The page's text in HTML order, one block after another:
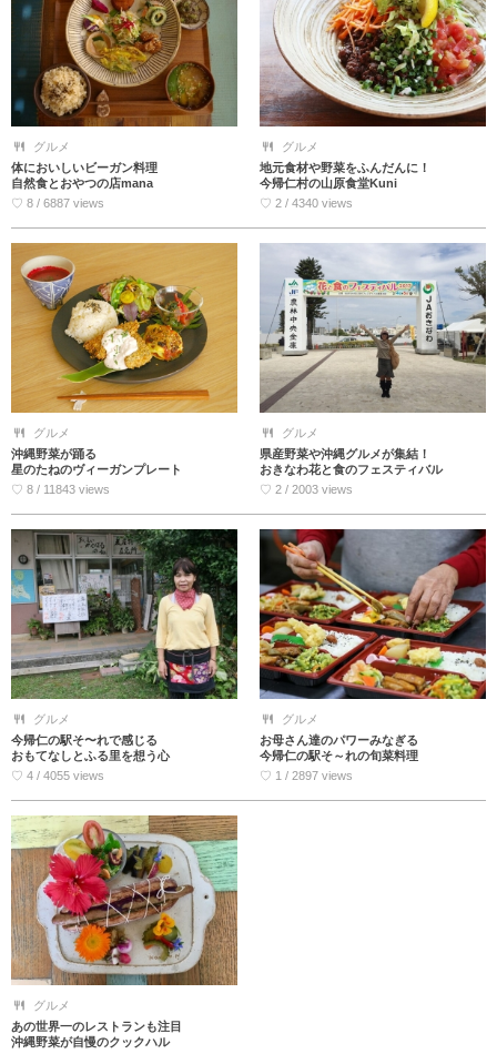
グルメ
体においしいビーガン料理
自然食とおやつの店mana
♡ 8 / 6887 views
グルメ
地元食材や野菜をふんだんに！
今帰仁村の山原食堂Kuni
♡ 2 / 4340 views
グルメ
沖縄野菜が踊る
星のたねのヴィーガンプレート
♡ 8 / 11843 views
グルメ
県産野菜や沖縄グルメが集結！
おきなわ花と食のフェスティバル
♡ 2 / 2003 views
グルメ
今帰仁の駅そ〜れで感じる
おもてなしとふる里を想う心
♡ 4 / 4055 views
グルメ
お母さん達のパワーみなぎる
今帰仁の駅そ～れの旬菜料理
♡ 1 / 2897 views
グルメ
あの世界一のレストランも注目
沖縄野菜が自慢のクックハル